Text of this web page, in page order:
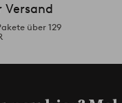
Versand
über 129